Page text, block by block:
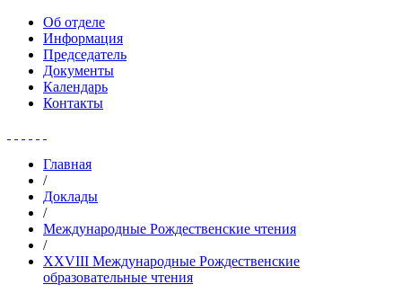
Об отделе
Информация
Председатель
Документы
Календарь
Контакты
Главная
/
Доклады
/
Международные Рождественские чтения
/
XXVIII Международные Рождественские
образовательные чтения